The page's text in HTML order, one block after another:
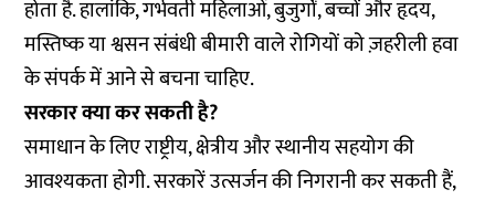
होता है. हालांकि, गर्भवती महिलाओं, बुजुर्गों, बच्चों और हृदय,
मस्तिष्क या श्वसन संबंधी बीमारी वाले रोगियों को ज़हरीली हवा
के संपर्क में आने से बचना चाहिए.
सरकार क्या कर सकती है?
समाधान के लिए राष्ट्रीय, क्षेत्रीय और स्थानीय सहयोग की
आवश्यकता होगी. सरकारें उत्सर्जन की निगरानी कर सकती हैं,